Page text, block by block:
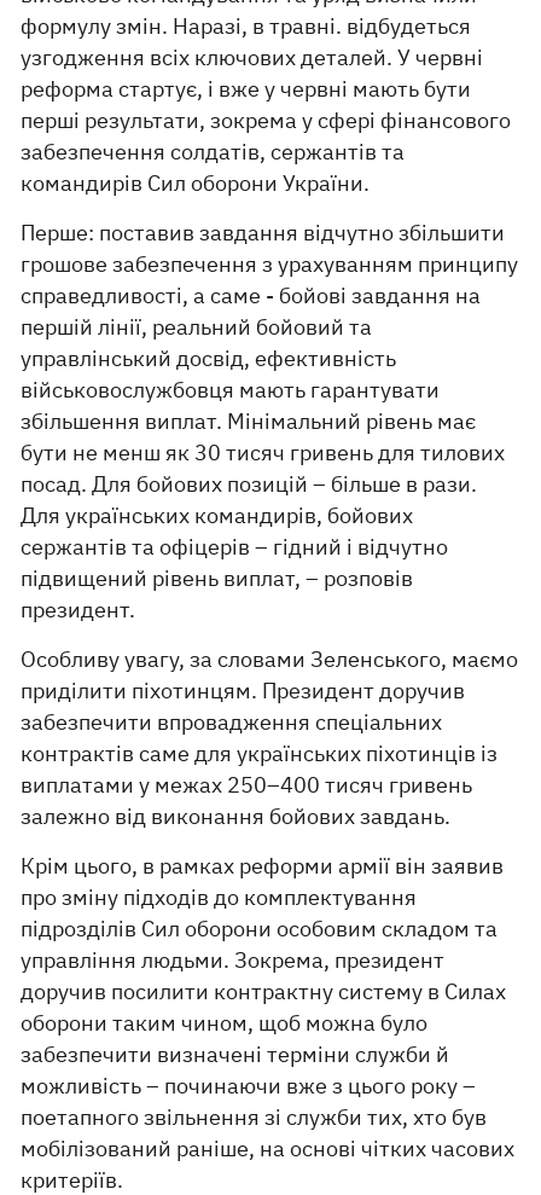
формулу змін. Наразі, в травні. відбудеться
узгодження всіх ключових деталей. У червні
реформа стартує, і вже у червні мають бути
перші результати, зокрема у сфері фінансового
забезпечення солдатів, сержантів та
командирів Сил оборони України.
Перше: поставив завдання відчутно збільшити
грошове забезпечення з урахуванням принципу
справедливості, а саме - бойові завдання на
першій лінії, реальний бойовий та
управлінський досвід, ефективність
військовослужбовця мають гарантувати
збільшення виплат. Мінімальний рівень має
бути не менш як 30 тисяч гривень для тилових
посад. Для бойових позицій – більше в рази.
Для українських командирів, бойових
сержантів та офіцерів – гідний і відчутно
підвищений рівень виплат, – розповів
президент.
Особливу увагу, за словами Зеленського, маємо
приділити піхотинцям. Президент доручив
забезпечити впровадження спеціальних
контрактів саме для українських піхотинців із
виплатами у межах 250–400 тисяч гривень
залежно від виконання бойових завдань.
Крім цього, в рамках реформи армії він заявив
про зміну підходів до комплектування
підрозділів Сил оборони особовим складом та
управління людьми. Зокрема, президент
доручив посилити контрактну систему в Силах
оборони таким чином, щоб можна було
забезпечити визначені терміни служби й
можливість – починаючи вже з цього року –
поетапного звільнення зі служби тих, хто був
мобілізований раніше, на основі чітких часових
критеріїв.